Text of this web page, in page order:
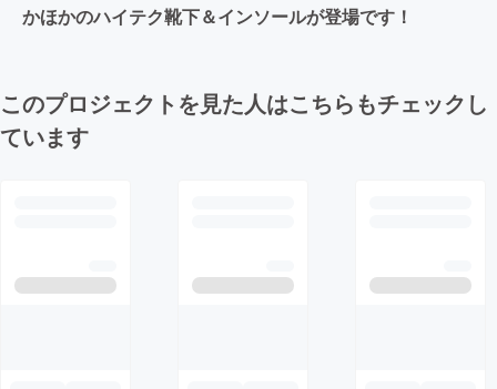
かほかのハイテク靴下＆インソールが登場です！
このプロジェクトを見た人はこちらもチェックし
ています